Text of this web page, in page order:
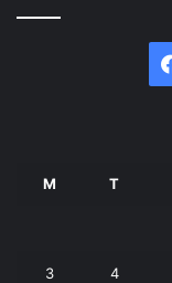
M T
3 4